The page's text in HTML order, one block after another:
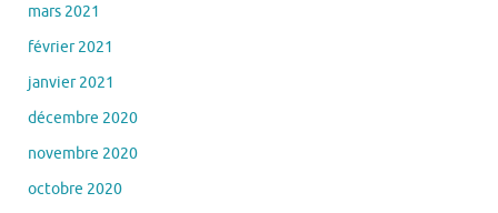
mars 2021
février 2021
janvier 2021
décembre 2020
novembre 2020
octobre 2020